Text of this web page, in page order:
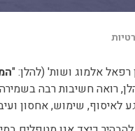
רפאל אלמוג ושות' (להלן: "
לאיסוף, שימוש, אחסון